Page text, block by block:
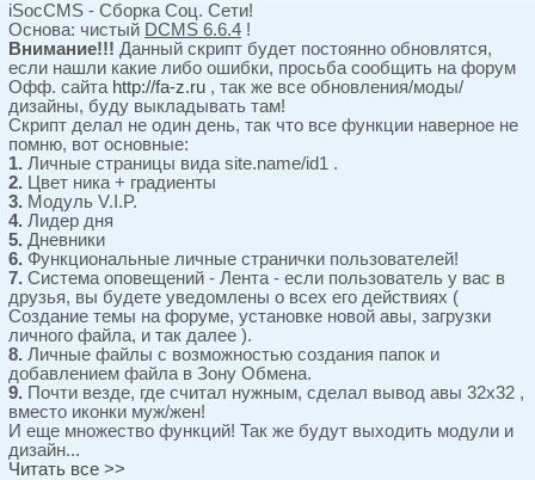
iSocCMS - Сборка Соц. Сети!
Основа: чистый DCMS 6.6.4 !
Внимание!!! Данный скрипт будет постоянно обновлятся,
если нашли какие либо ошибки, просьба сообщить на форум
Офф. сайта http://fa-z.ru , так же все обновления/моды/
дизайны, буду выкладывать там!
Скрипт делал не один день, так что все функции наверное не
помню, вот основные:
1. Личные страницы вида site.name/id1 .
2. Цвет ника + градиенты
3. Модуль V.I.P.
4. Лидер дня
5. Дневники
6. Функциональные личные странички пользователей!
7. Система оповещений - Лента - если пользователь у вас в
друзья, вы будете уведомлены о всех его действиях (
Создание темы на форуме, установке новой авы, загрузки
личного файла, и так далее ).
8. Личные файлы с возможностью создания папок и
добавлением файла в Зону Обмена.
9. Почти везде, где считал нужным, сделал вывод авы 32х32 ,
вместо иконки муж/жен!
И еще множество функций! Так же будут выходить модули и
дизайн...
Читать все >>